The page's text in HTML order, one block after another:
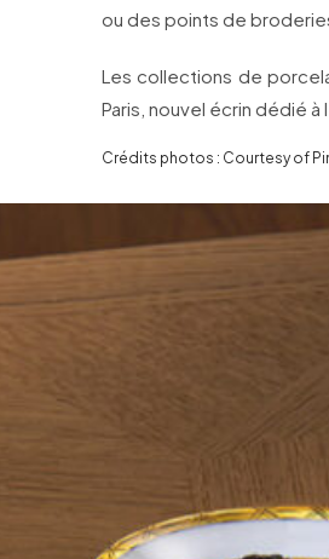
ou des points de
Les collections de
Paris, nouvel écrin dédié à
Crédits photos : Courtesy of